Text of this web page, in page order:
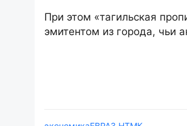
При этом «тагильская
эмитентом из города, чьи